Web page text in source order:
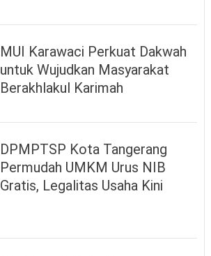
MUI Karawaci Perkuat Dakwah
untuk Wujudkan Masyarakat
Berakhlakul Karimah
DPMPTSP Kota Tangerang
Permudah UMKM Urus NIB
Gratis, Legalitas Usaha Kini